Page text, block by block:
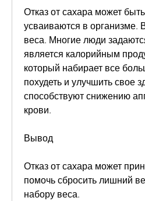
Отказ от сахара может
усваиваются в организме.
веса. Многие люди
является калорийным
который набирает все
похудеть и улучшить свое
способствуют снижению
крови.
Вывод
Отказ от сахара может
помочь сбросить лишний
набору веса.